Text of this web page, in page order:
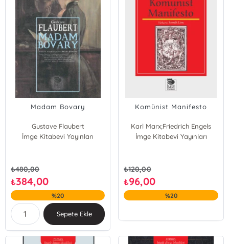
Madam Bovary
Gustave Flaubert
İmge Kitabevi Yayınları
₺480,00
₺384,00
%20
Sepete Ekle
Komünist Manifesto
Karl Marx;Friedrich Engels
İmge Kitabevi Yayınları
₺120,00
₺96,00
%20